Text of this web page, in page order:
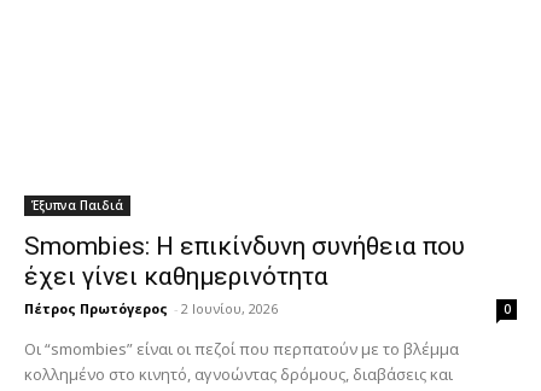
Έξυπνα Παιδιά
Smombies: Η επικίνδυνη συνήθεια που
έχει γίνει καθημερινότητα
Πέτρος Πρωτόγερος - 2 Ιουνίου, 2026 0
Οι “smombies” είναι οι πεζοί που περπατούν με το βλέμμα
κολλημένο στο κινητό, αγνοώντας δρόμους, διαβάσεις και